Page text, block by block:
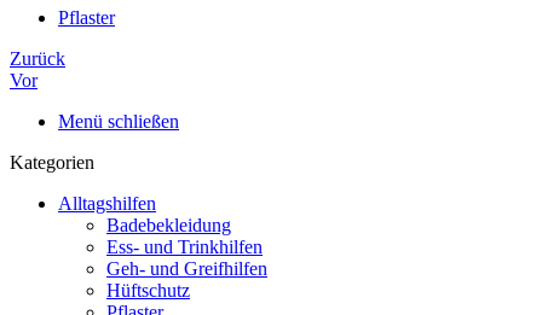
Pflaster
Zurück
Vor
Menü schließen
Kategorien
Alltagshilfen
Badebekleidung
Ess- und Trinkhilfen
Geh- und Greifhilfen
Hüftschutz